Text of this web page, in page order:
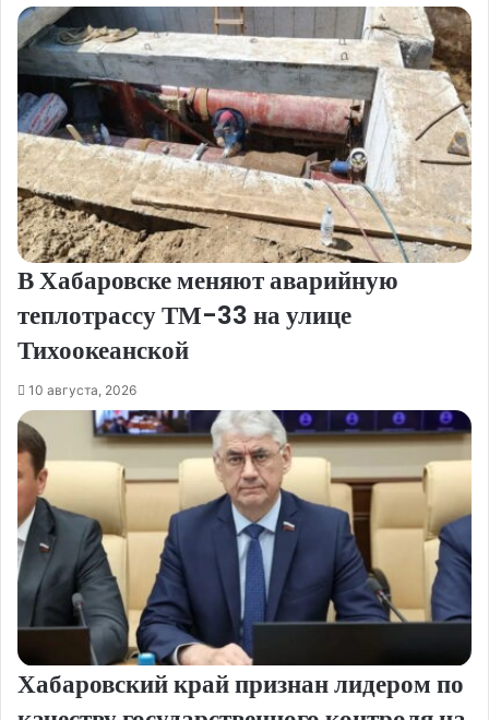
В Хабаровске меняют аварийную
теплотрассу ТМ-33 на улице
Тихоокеанской
10 августа, 2026
Хабаровский край признан лидером по